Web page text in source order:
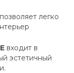
позволяет легко
входит в
эстетичный